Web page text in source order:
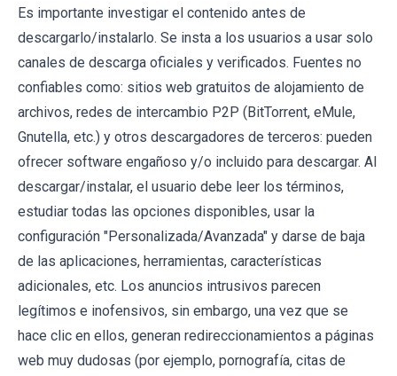
Es importante investigar el contenido antes de
descargarlo/instalarlo. Se insta a los usuarios a usar solo
canales de descarga oficiales y verificados. Fuentes no
confiables como: sitios web gratuitos de alojamiento de
archivos, redes de intercambio P2P (BitTorrent, eMule,
Gnutella, etc.) y otros descargadores de terceros: pueden
ofrecer software engañoso y/o incluido para descargar. Al
descargar/instalar, el usuario debe leer los términos,
estudiar todas las opciones disponibles, usar la
configuración "Personalizada/Avanzada" y darse de baja
de las aplicaciones, herramientas, características
adicionales, etc. Los anuncios intrusivos parecen
legítimos e inofensivos, sin embargo, una vez que se
hace clic en ellos, generan redireccionamientos a páginas
web muy dudosas (por ejemplo, pornografía, citas de